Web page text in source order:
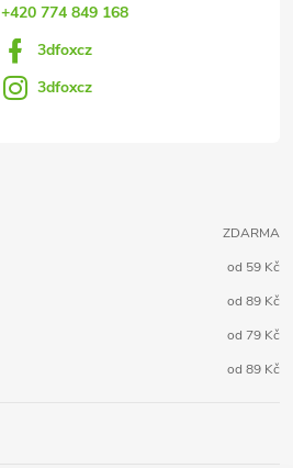
ZDARMA
od 59 Kč
od 89 Kč
od 79 Kč
od 89 Kč
+420 774 849 168
3dfoxcz
3dfoxcz